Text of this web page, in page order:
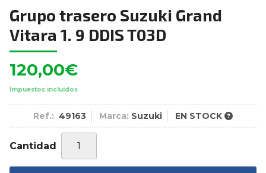
Grupo trasero Suzuki Grand
Vitara 1. 9 DDIS T03D
120,00€
Impuestos incluidos
Ref.: 49163 Marca: Suzuki EN STOCK
Cantidad